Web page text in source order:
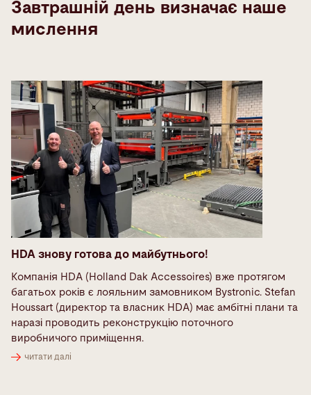
Завтрашній день визначає наше
мислення
HDA знову готова до майбутнього!
Компанія HDA (Holland Dak Accessoires) вже протягом
багатьох років є лояльним замовником Bystronic. Stefan
Houssart (директор та власник HDA) має амбітні плани та
наразі проводить реконструкцію поточного
виробничого приміщення.
читати далі